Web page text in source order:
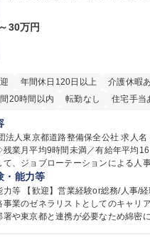
業務詳細
30万円
年間休日120日以上
介護休暇
20時間以内
転勤なし 住宅手当
職金あり
資格取得手当あり 食事補助あり
都道路整備保全公社 求人名 【都庁グループ】総
月平均9時間未満／有給年平均16日取得 仕事
て、ジョブローテーションによる人
門の部署等幅広い部署での業務をお
が充実しております！ ※下記業務詳細 【業
、人事、経理など当公社の運営に係
規開拓、管理運営、新宿駅西口広場
・能力等
力等 【歓迎】営業経験or総務/人事/
事業のゼネラリストとしてのキャリ
署や東京都と連携が必要なため綿密